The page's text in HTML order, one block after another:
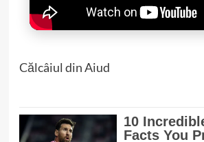
Călcâiul din Aiud